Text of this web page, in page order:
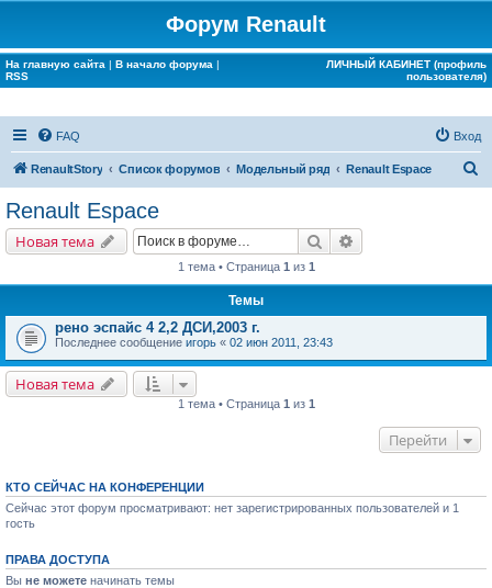
Форум Renault
На главную сайта | В начало форума |
RSS
ЛИЧНЫЙ КАБИНЕТ (профиль
пользователя)
FAQ Вход
RenaultStory Список форумов Модельный ряд Renault Espace
Renault Espace
Новая тема Поиск
1 тема • Страница 1 из 1
Темы
рено эспайс 4 2,2 ДСИ,2003 г.
Последнее сообщение игорь « 02 июн 2011, 23:43
Новая тема
1 тема • Страница 1 из 1
Перейти
КТО СЕЙЧАС НА КОНФЕРЕНЦИИ
Сейчас этот форум просматривают: нет зарегистрированных пользователей и 1
гость
ПРАВА ДОСТУПА
Вы не можете начинать темы